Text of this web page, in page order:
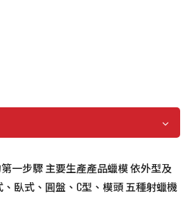
一步驟 主要生產產品蠟模 依外型及
臥式、圓盤、C型、模頭 五種射蠟機